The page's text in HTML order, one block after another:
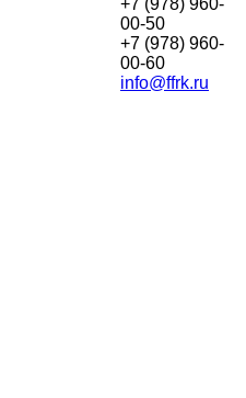
+7 (978) 960-
00-50
+7 (978) 960-
00-60
info@ffrk.ru